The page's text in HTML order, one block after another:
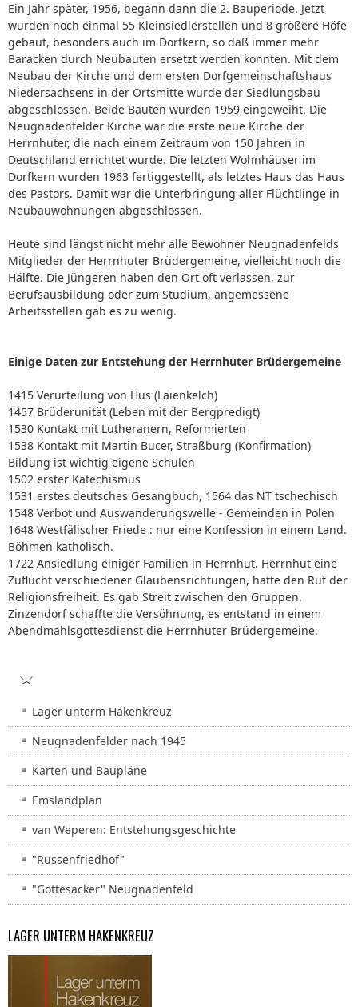
Ein Jahr später, 1956, begann dann die 2. Bauperiode. Jetzt
wurden noch einmal 55 Kleinsiedlerstellen und 8 größere Höfe
gebaut, besonders auch im Dorfkern, so daß immer mehr
Baracken durch Neubauten ersetzt werden konnten. Mit dem
Neubau der Kirche und dem ersten Dorfgemeinschaftshaus
Niedersachsens in der Ortsmitte wurde der Siedlungsbau
abgeschlossen. Beide Bauten wurden 1959 eingeweiht. Die
Neugnadenfelder Kirche war die erste neue Kirche der
Herrnhuter, die nach einem Zeitraum von 150 Jahren in
Deutschland errichtet wurde. Die letzten Wohnhäuser im
Dorfkern wurden 1963 fertiggestellt, als letztes Haus das Haus
des Pastors. Damit war die Unterbringung aller Flüchtlinge in
Neubauwohnungen abgeschlossen.
Heute sind längst nicht mehr alle Bewohner Neugnadenfelds
Mitglieder der Herrnhuter Brüdergemeine, vielleicht noch die
Hälfte. Die Jüngeren haben den Ort oft verlassen, zur
Berufsausbildung oder zum Studium, angemessene
Arbeitsstellen gab es zu wenig.
Einige Daten zur Entstehung der Herrnhuter Brüdergemeine
1415 Verurteilung von Hus (Laienkelch)
1457 Brüderunität (Leben mit der Bergpredigt)
1530 Kontakt mit Lutheranern, Reformierten
1538 Kontakt mit Martin Bucer, Straßburg (Konfirmation)
Bildung ist wichtig eigene Schulen
1502 erster Katechismus
1531 erstes deutsches Gesangbuch, 1564 das NT tschechisch
1548 Verbot und Auswanderungswelle - Gemeinden in Polen
1648 Westfälischer Friede : nur eine Konfession in einem Land.
Böhmen katholisch.
1722 Ansiedlung einiger Familien in Herrnhut. Herrnhut eine
Zuflucht verschiedener Glaubensrichtungen, hatte den Ruf der
Religionsfreiheit. Es gab Streit zwischen den Gruppen.
Zinzendorf schaffte die Versöhnung, es entstand in einem
Abendmahlsgottesdienst die Herrnhuter Brüdergemeine.
Lager unterm Hakenkreuz
Neugnadenfelder nach 1945
Karten und Baupläne
Emslandplan
van Weperen: Entstehungsgeschichte
"Russenfriedhof"
"Gottesacker" Neugnadenfeld
LAGER UNTERM HAKENKREUZ